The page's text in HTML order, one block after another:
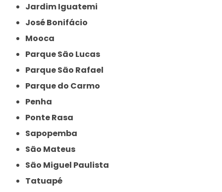
Jardim Iguatemi
José Bonifácio
Mooca
Parque São Lucas
Parque São Rafael
Parque do Carmo
Penha
Ponte Rasa
Sapopemba
São Mateus
São Miguel Paulista
Tatuapé